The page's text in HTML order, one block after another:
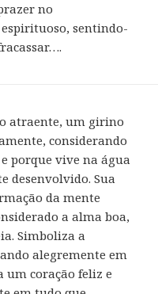
no
sentindo-
atraente, um girino
considerando
porque vive na água
desenvolvido. Sua
da mente
a alma boa,
Simboliza a
alegremente em
um coração feliz e